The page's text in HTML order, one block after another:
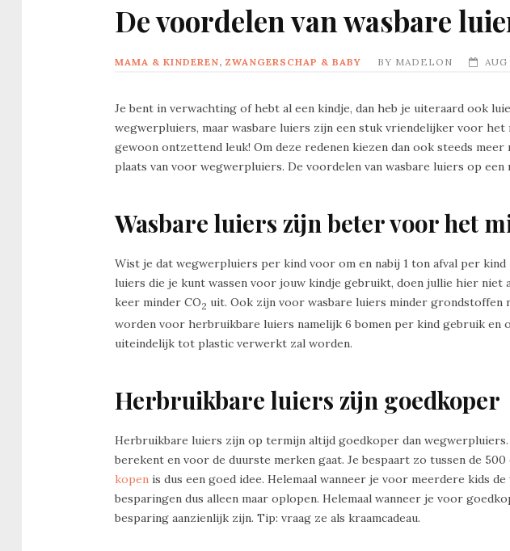
De voordelen van wasbare
MAMA & KINDEREN, ZWANGERSCHAP & BABY BY MADELON
Je bent in verwachting of hebt al een kindje, dan heb je uiteraard ook
wegwerpluiers, maar wasbare luiers zijn een stuk vriendelijker voor het
gewoon ontzettend leuk! Om deze redenen kiezen dan ook steeds
plaats van voor wegwerpluiers. De voordelen van wasbare luiers op
Wasbare luiers zijn beter voor het
Wist je dat wegwerpluiers per kind voor om en nabij 1 ton afval per kind
luiers die je kunt wassen voor jouw kindje gebruikt, doen jullie hier niet
keer minder CO2 uit. Ook zijn voor wasbare luiers minder grondstoffen
worden voor herbruikbare luiers namelijk 6 bomen per kind gebruik en
uiteindelijk tot plastic verwerkt zal worden.
Herbruikbare luiers zijn goedkoper
Herbruikbare luiers zijn op termijn altijd goedkoper dan wegwerpluiers.
berekent en voor de duurste merken gaat. Je bespaart zo tussen de
kopen is dus een goed idee. Helemaal wanneer je voor meerdere kids
besparingen dus alleen maar oplopen. Helemaal wanneer je voor
besparing aanzienlijk zijn. Tip: vraag ze als kraamcadeau.